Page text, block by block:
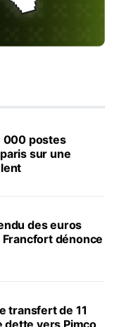
000 postes
sur une
des euros
Francfort dénonce
transfert de 11
dette vers Pimco